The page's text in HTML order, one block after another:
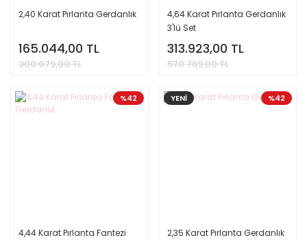
2,40 Karat Pırlanta Gerdanlık
165.044,00 TL
300.079,00 TL
4,64 Karat Pırlanta Gerdanlık
3'lü Set
313.923,00 TL
570.769,00 TL
%42
4,44 Karat Pırlanta Fantezi
%42
YENİ
2,35 Karat Pırlanta Gerdanlık